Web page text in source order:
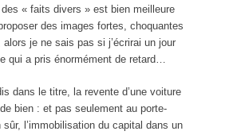
des « faits divers » est bien meilleure
des images fortes, choquantes
je ne sais pas si j’écrirai un jour
qui a pris énormément de retard…
dans le titre, la revente d’une voiture
bien : et pas seulement au porte-
sûr, l’immobilisation du capital dans un